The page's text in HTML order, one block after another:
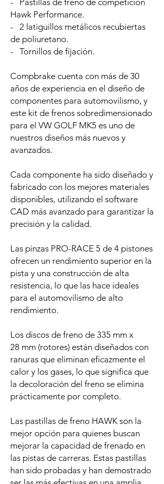
- Pastillas de freno de competición
Hawk Performance.
- 2 latiguillos metálicos recubiertas
de poliuretano.
- Tornillos de fijación.
Compbrake cuenta con más de 30
años de experiencia en el diseño de
componentes para automovilismo, y
este kit de frenos sobredimensionado
para el VW GOLF MK5 es uno de
nuestros diseños más nuevos y
avanzados.
Cada componente ha sido diseñado y
fabricado con los mejores materiales
disponibles, utilizando el software
CAD más avanzado para garantizar la
precisión y la calidad.
Las pinzas PRO-RACE 5 de 4 pistones
ofrecen un rendimiento superior en la
pista y una construcción de alta
resistencia, lo que las hace ideales
para el automovilismo de alto
rendimiento.
Los discos de freno de 335 mm x
28 mm (rotores) están diseñados con
ranuras que eliminan eficazmente el
calor y los gases, lo que significa que
la decoloración del freno se elimina
prácticamente por completo.
Las pastillas de freno HAWK son la
mejor opción para quienes buscan
mejorar la capacidad de frenado en
las pistas de carreras. Estas pastillas
han sido probadas y han demostrado